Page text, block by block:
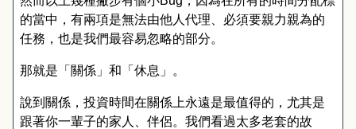
的當中 ， 有兩項是無法由他人代理
必須要親力親為的
任務 ， 也是我們最容易忽略的部分。
那就是 「 關係 」 和 「 休息 」。
說到關係 ， 投資時間在關係上永遠是最值得的 ， 尤其是
跟著你一輩子的家人
伴侶。 我們看過太多老套的故